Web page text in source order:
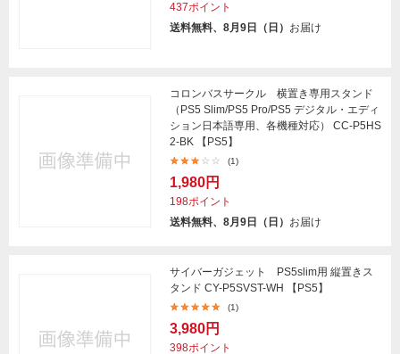
437ポイント
送料無料、8月9日（日） お届け
コロンバスサークル 横置き専用スタンド
（PS5 Slim/PS5 Pro/PS5 デジタル・エディ
ション日本語専用、各機種対応） CC-P5HS
2-BK 【PS5】
(1)
1,980円
198ポイント
送料無料、8月9日（日） お届け
サイバーガジェット PS5slim用 縦置きス
タンド CY-P5SVST-WH 【PS5】
(1)
3,980円
398ポイント